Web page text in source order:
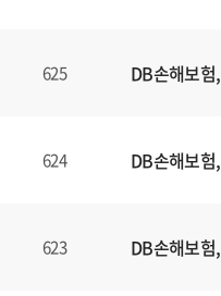
625 DB손해보
624 DB손해보험
623 DB손해보험